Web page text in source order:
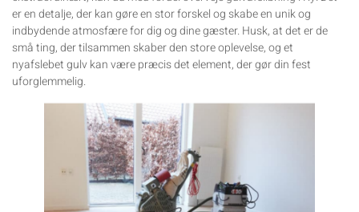
er en detalje, der kan gøre en stor forskel og skabe en unik og
indbydende atmosfære for dig og dine gæster. Husk, at det er de
små ting, der tilsammen skaber den store oplevelse, og et
nyafslebet gulv kan være præcis det element, der gør din fest
uforglemmelig.